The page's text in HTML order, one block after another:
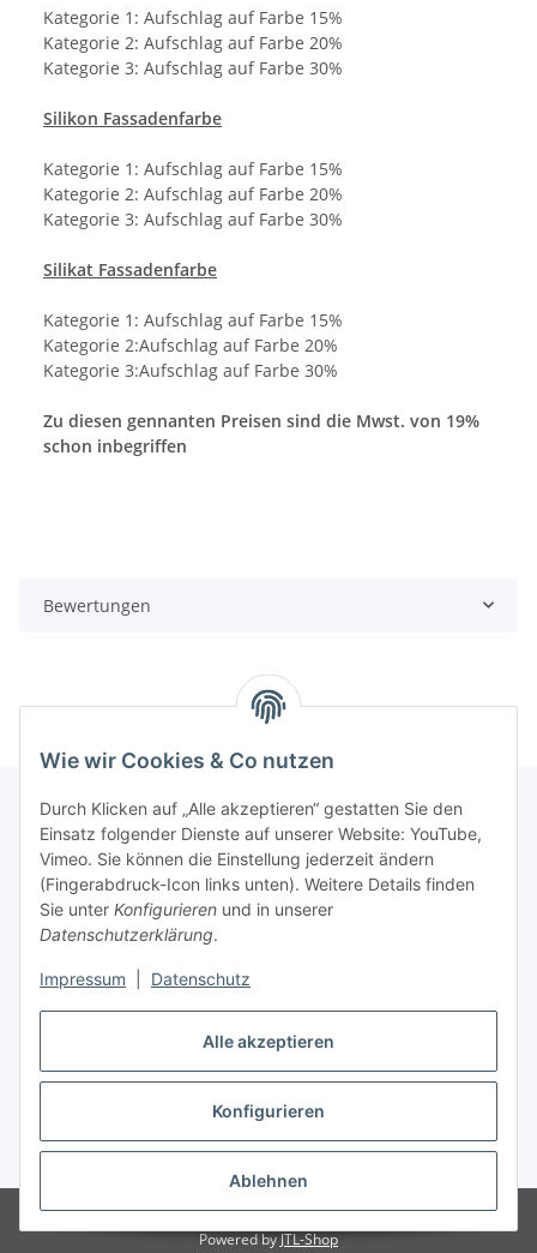
Alle akzeptieren
Konfigurieren
Ablehnen
Wie wir Cookies & Co nutzen
Durch Klicken auf „Alle akzeptieren“ gestatten Sie den
Einsatz folgender Dienste auf unserer Website: YouTube,
Vimeo. Sie können die Einstellung jederzeit ändern
(Fingerabdruck-Icon links unten). Weitere Details finden
Sie unter Konfigurieren und in unserer
Datenschutzerklärung.
Impressum Datenschutz
Kategorie 1: Aufschlag auf Farbe 15%
Kategorie 2: Aufschlag auf Farbe 20%
Kategorie 3: Aufschlag auf Farbe 30%
Silikon Fassadenfarbe
Kategorie 1: Aufschlag auf Farbe 15%
Kategorie 2: Aufschlag auf Farbe 20%
Kategorie 3: Aufschlag auf Farbe 30%
Silikat Fassadenfarbe
Kategorie 1: Aufschlag auf Farbe 15%
Kategorie 2:Aufschlag auf Farbe 20%
Kategorie 3:Aufschlag auf Farbe 30%
Zu diesen gennanten Preisen sind die Mwst. von 19%
schon inbegriffen
Bewertungen
Informationen
Gesetzliche Informationen
Vertrag widerrufen
* Alle Preise inkl. gesetzlicher USt., zzgl.Versand
© HS Baustoffe Atlas Produkte
Powered byJTL-Shop